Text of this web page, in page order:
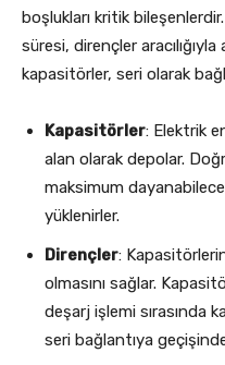
boşlukları kritik
süresi, dirençler
kapasitörler, seri olarak
Kapasitörler: Elektrik
alan olarak depolar.
maksimum
yüklenirler.
Dirençler:
olmasını sağlar.
deşarj işlemi sırasında
seri bağlantıya